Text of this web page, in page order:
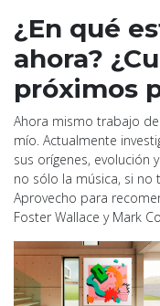
¿En qué
ahora?
próximos
Ahora mismo trabajo
mío. Actualmente
sus orígenes, evolución
no sólo la música, si no
Aprovecho para
Foster Wallace y Mark